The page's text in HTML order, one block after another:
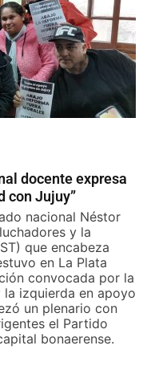
docente expresa
con Jujuy”
nacional Néstor
y la
que encabeza
en La Plata
convocada por la
la izquierda en apoyo
un plenario con
el Partido
bonaerense.